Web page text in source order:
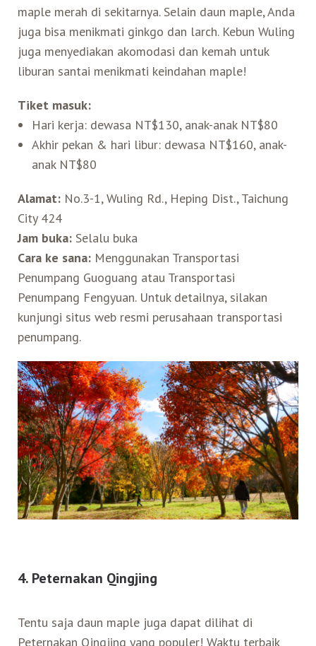
maple merah di sekitarnya. Selain daun maple, Anda
juga bisa menikmati ginkgo dan larch. Kebun Wuling
juga menyediakan akomodasi dan kemah untuk
liburan santai menikmati keindahan maple!
Tiket masuk:
Hari kerja: dewasa NT$130, anak-anak NT$80
Akhir pekan & hari libur: dewasa NT$160, anak-
anak NT$80
Alamat:No.3-1, Wuling Rd., Heping Dist., Taichung
City 424
Jam buka:Selalu buka
Cara ke sana:Menggunakan Transportasi
Penumpang Guoguang atau Transportasi
Penumpang Fengyuan. Untuk detailnya, silakan
kunjungi situs web resmi perusahaan transportasi
penumpang.
4. Peternakan Qingjing
Tentu saja daun maple juga dapat dilihat di
Peternakan Qingjing yang populer! Waktu terbaik